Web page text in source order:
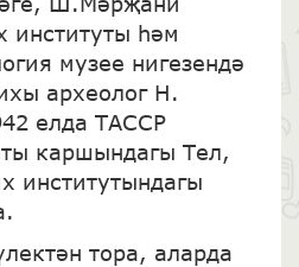
институты һәм
музее нигезендә
археолог Н.
елда ТАССР
каршындагы Тел,
институтындагы
тора, аларда